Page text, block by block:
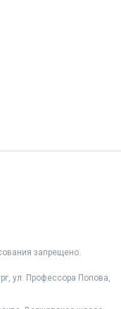
запрещено.
ул. Профессора Попова,